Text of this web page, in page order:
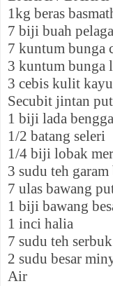
1kg beras
7 biji buah pelaga
7 kuntum bunga
3 kuntum bunga
3 cebis kulit
Secubit jintan
1 biji lada
1/2 batang seleri
1/4 biji lobak
3 sudu teh
7 ulas bawang
1 biji bawang
1 inci halia
7 sudu teh
2 sudu besar
Air